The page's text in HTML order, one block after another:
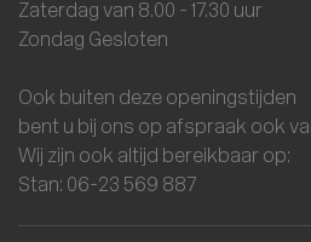
Zaterdag van 8.00 - 17.30 uur
Zondag Gesloten
Ook buiten deze openingstijden
bent u bij ons op afspraak ook
Wij zijn ook altijd bereikbaar op:
Stan: 06-23 569 887